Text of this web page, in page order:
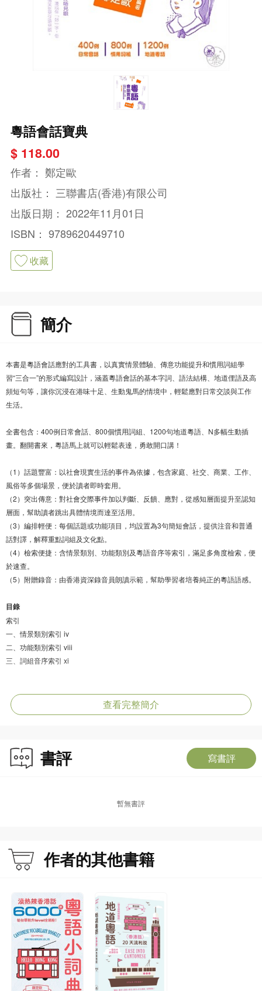
粵語會話寶典
$ 118.00
作者： 鄭定歐
出版社： 三聯書店(香港)有限公司
出版日期： 2022年11月01日
ISBN： 9789620449710
收藏
簡介
本書是粵語會話應對的工具書，以真實情景體驗、傳意功能提升和慣用詞組學
習“三合一”的形式編寫設計，涵蓋粵語會話的基本字詞、語法結構、地道俚語及高
頻短句等，讓你沉浸在港味十足、生動鬼馬的情境中，輕鬆應對日常交談與工作
生活。
全書包含：400例日常會話、800個慣用詞組、1200句地道粵語、N多幅生動插
畫。翻開書來，粵語馬上就可以輕鬆表達，勇敢開口講！
（1）話題豐富：以社會現實生活的事件為依據，包含家庭、社交、商業、工作、
風俗等多個場景，便於讀者即時套用。
（2）突出傳意：對社會交際事件加以判斷、反饋、應對，從感知層面提升至認知
層面，幫助讀者跳出具體情境而達至活用。
（3）編排輕便：每個話題或功能項目，均設置為3句簡短會話，提供注音和普通
話對譯，解釋重點詞組及文化點。
（4）檢索便捷：含情景類別、功能類別及粵語音序等索引，滿足多角度檢索，便
於速查。
（5）附贈錄音：由香港資深錄音員朗讀示範，幫助學習者培養純正的粵語語感。
目錄
索引
一、情景類別索引 iv
二、功能類別索引 viii
三、詞組音序索引 xi
1 個人世界 3
外貌/性格/興趣/嗜好/衣著打扮/個人衛生/個人護理/健康危機/求學/珍惜生命
3 風土社會 35
香港印象/認識香港/住在香港
6 人際溝通 93
閒聊壓力/閒聊天氣/閒聊戒煙/閒聊風水/閒聊理財/閒聊八卦/閒聊外傭/閒聊拍照/閒
搵食艱難/通貨膨脹/加班趕工/銀行服務/騙案多多
8 職場互動 121
職場眾生/公司要求/業務溝通/員工活動
下編：功能應對
1 主觀感受 141
堅持/堅決/擔心/猶豫/後悔/自責/倒霉/尷尬/驕傲/僥倖/驚訝/開心/樂觀/喜愛/羨慕/勞
查看完整簡介
書評 寫書評
暫無書評
作者的其他書籍